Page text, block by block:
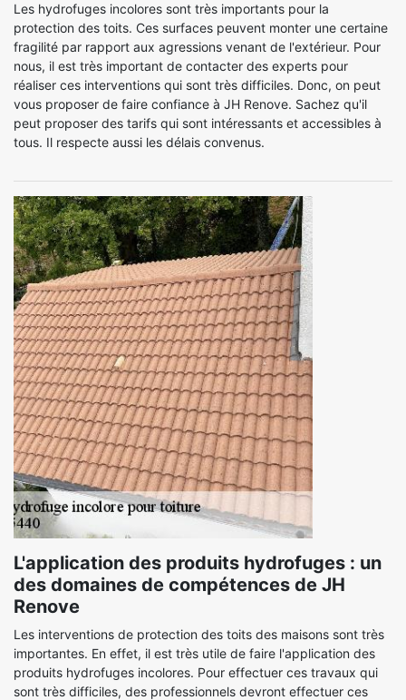
Les hydrofuges incolores sont très importants pour la
protection des toits. Ces surfaces peuvent monter une certaine
fragilité par rapport aux agressions venant de l'extérieur. Pour
nous, il est très important de contacter des experts pour
réaliser ces interventions qui sont très difficiles. Donc, on peut
vous proposer de faire confiance à JH Renove. Sachez qu'il
peut proposer des tarifs qui sont intéressants et accessibles à
tous. Il respecte aussi les délais convenus.
L'application des produits hydrofuges : un
des domaines de compétences de JH
Renove
Les interventions de protection des toits des maisons sont très
importantes. En effet, il est très utile de faire l'application des
produits hydrofuges incolores. Pour effectuer ces travaux qui
sont très difficiles, des professionnels devront effectuer ces